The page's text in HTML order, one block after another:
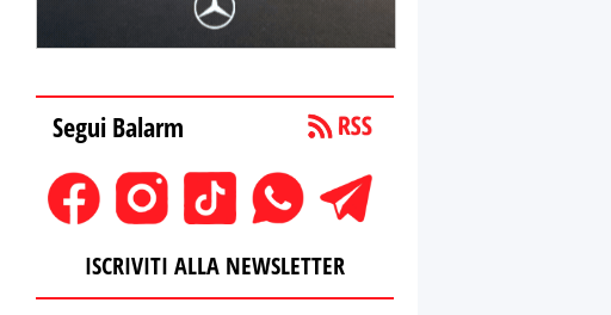
Segui Balarm
ISCRIVITI ALLA NEWSLETTER